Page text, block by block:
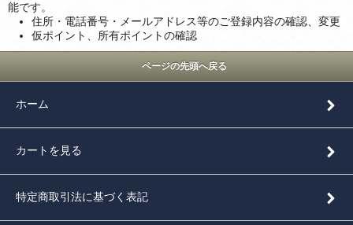
能です。
住所・電話番号・メールアドレス等のご登録内容の確認、変更
仮ポイント、所有ポイントの確認
ページの先頭へ戻る
ホーム
カートを見る
特定商取引法に基づく表記